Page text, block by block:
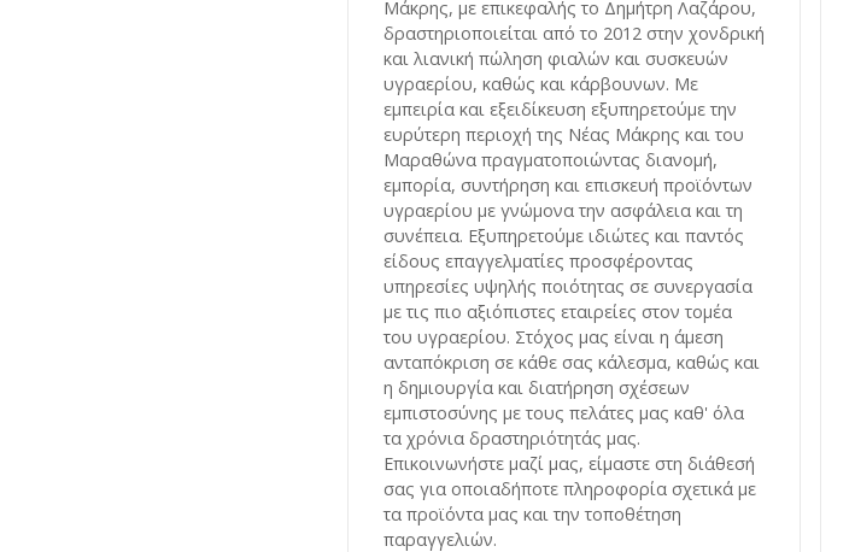
Μάκρης, με επικεφαλής το Δημήτρη Λαζάρου,
δραστηριοποιείται από το 2012 στην χονδρική
και λιανική πώληση φιαλών και συσκευών
υγραερίου, καθώς και κάρβουνων. Με
εμπειρία και εξειδίκευση εξυπηρετούμε την
ευρύτερη περιοχή της Νέας Μάκρης και του
Μαραθώνα πραγματοποιώντας διανομή,
εμπορία, συντήρηση και επισκευή προϊόντων
υγραερίου με γνώμονα την ασφάλεια και τη
συνέπεια. Εξυπηρετούμε ιδιώτες και παντός
είδους επαγγελματίες προσφέροντας
υπηρεσίες υψηλής ποιότητας σε συνεργασία
με τις πιο αξιόπιστες εταιρείες στον τομέα
του υγραερίου. Στόχος μας είναι η άμεση
ανταπόκριση σε κάθε σας κάλεσμα, καθώς και
η δημιουργία και διατήρηση σχέσεων
εμπιστοσύνης με τους πελάτες μας καθ' όλα
τα χρόνια δραστηριότητάς μας.
Επικοινωνήστε μαζί μας, είμαστε στη διάθεσή
σας για οποιαδήποτε πληροφορία σχετικά με
τα προϊόντα μας και την τοποθέτηση
παραγγελιών.